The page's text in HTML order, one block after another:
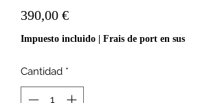
390,00 €Precio
Impuesto incluido Frais de port en sus
Cantidad *